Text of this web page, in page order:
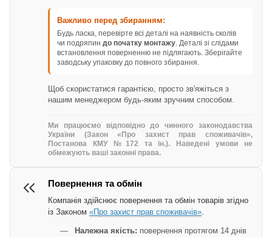
Важливо перед збиранням:
Будь ласка, перевірте всі деталі на наявність сколів
чи подряпин до початку монтажу. Деталі зі слідами
встановлення поверненню не підлягають. Зберігайте
заводську упаковку до повного збирання.
Щоб скористатися гарантією, просто зв'яжіться з
нашим менеджером будь-яким зручним способом.
Ми працюємо відповідно до чинного законодавства
України (Закон «Про захист прав споживачів»,
Постанова КМУ №172 та ін.). Наведені умови не
обмежують ваші законні права.
Повернення та обмін
Компанія здійснює повернення та обмін товарів згідно
із Законом «Про захист прав споживачів»
Належна якість: повернення протягом 14 днів